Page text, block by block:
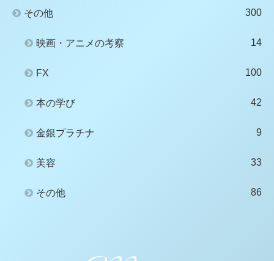
その他 300
映画・アニメの考察 14
FX 100
本の学び 42
金銀プラチナ 9
美容 33
その他 86